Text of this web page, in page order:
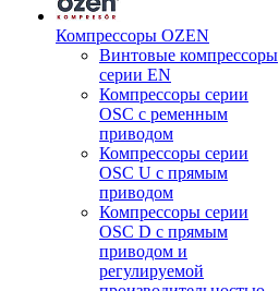
Компрессоры OZEN
Винтовые компрессоры
серии EN
Компрессоры серии
OSC с ременным
приводом
Компрессоры серии
OSC U с прямым
приводом
Компрессоры серии
OSC D с прямым
приводом и
регулируемой